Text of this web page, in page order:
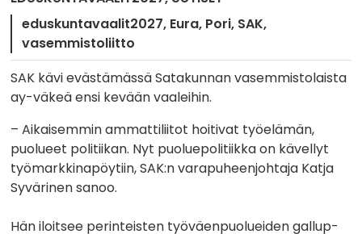
eduskuntavaalit2027 Eura Pori SAK
vasemmistoliitto
SAK kävi evästämässä Satakunnan vasemmistolaista
ay-väkeä ensi kevään vaaleihin.
– Aikaisemmin ammattiliitot hoitivat työelämän,
puolueet politiikan. Nyt puoluepolitiikka on kävellyt
työmarkkinapöytiin, SAK:n varapuheenjohtaja Katja
Syvärinen sanoo.
Hän iloitsee perinteisten työväenpuolueiden gallup-